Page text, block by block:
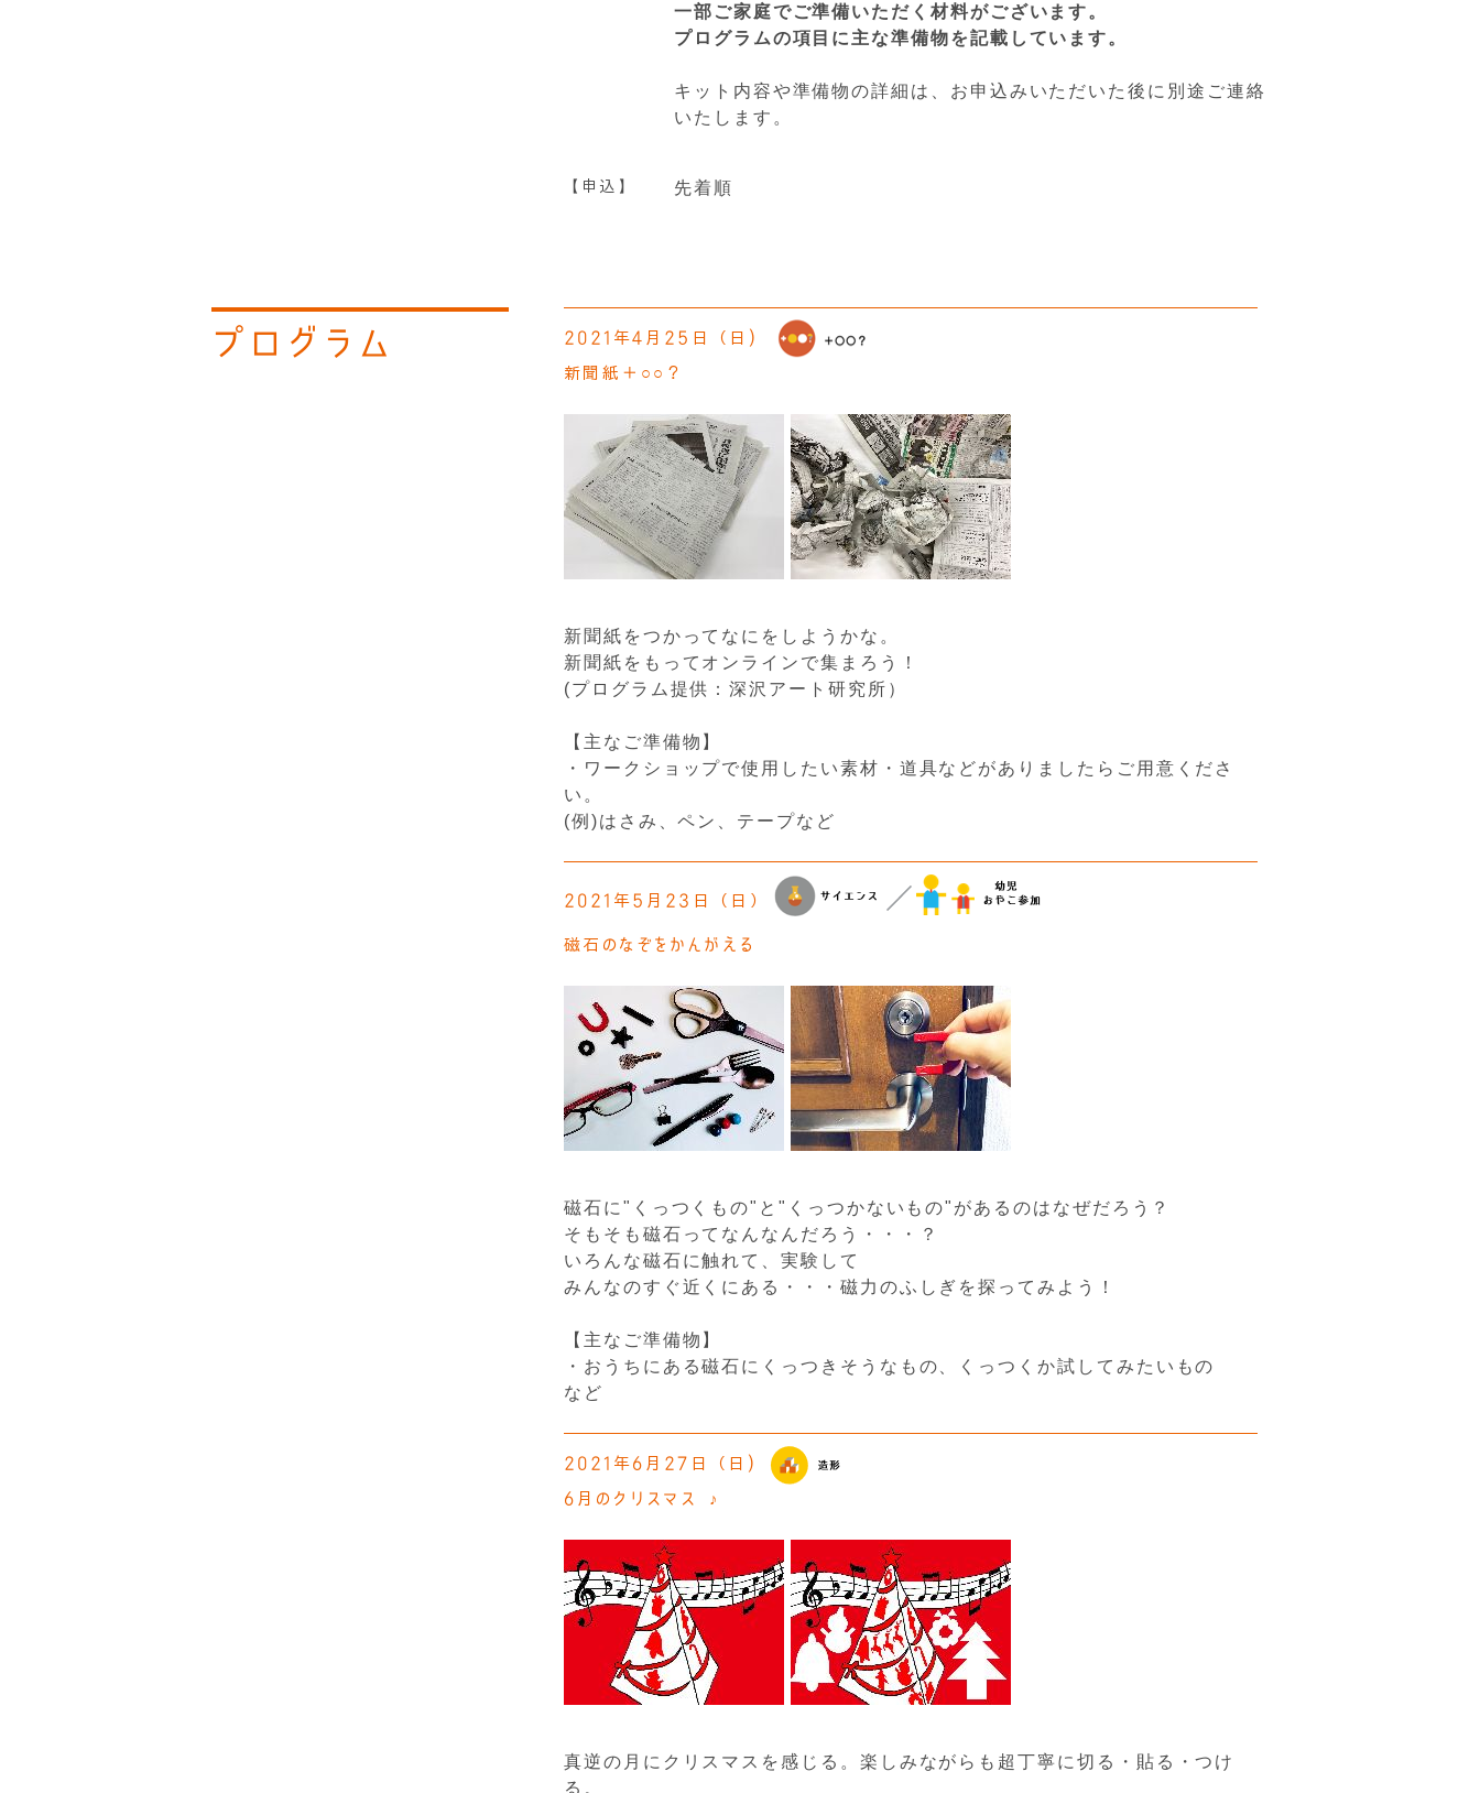
一部ご家庭でご準備いただく材料がございます。
プログラムの項目に主な準備物を記載しています。
キット内容や準備物の詳細は、お申込みいただいた後に別途ご連絡
いたします。
【申込】 先着順
プログラム 2021年4月25日（日)
新聞紙＋○○？
新聞紙をつかってなにをしようかな。
新聞紙をもってオンラインで集まろう！
(プログラム提供：深沢アート研究所）
【主なご準備物】
・ワークショップで使用したい素材・道具などがありましたらご用意くださ
い。
(例)はさみ、ペン、テープなど
2021年5月23日（日）
磁石のなぞをかんがえる
磁石に"くっつくもの"と"くっつかないもの"があるのはなぜだろう？
そもそも磁石ってなんなんだろう・・・？
いろんな磁石に触れて、実験して
みんなのすぐ近くにある・・・磁力のふしぎを探ってみよう！
【主なご準備物】
・おうちにある磁石にくっつきそうなもの、くっつくか試してみたいもの
など
2021年6月27日（日)
6月のクリスマス ♪
真逆の月にクリスマスを感じる。楽しみながらも超丁寧に切る・貼る・つけ
る。